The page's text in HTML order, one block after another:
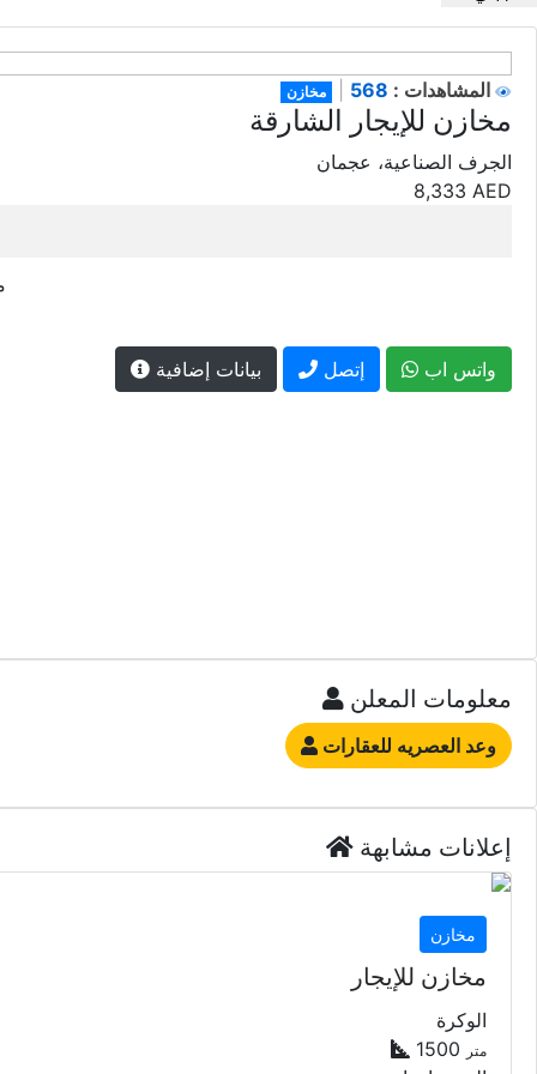
مخازن المشاهدات :
مخازن للإيجار الشارقة
الجرف الصناعية، عجمان
8,333 AED
بيانات إضافية إتصل واتس اب
معلومات المعلن
وعد العصريه للعقارات
إعلانات مشابهة
مخازن
مخازن للإيجار
الوكرة
1500
متر